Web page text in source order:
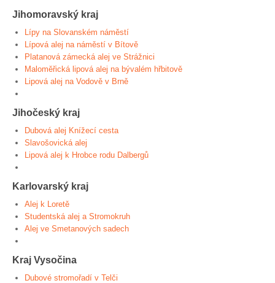
Jihomoravský kraj
Lípy na Slovanském náměstí
Lípová alej na náměstí v Bítově
Platanová zámecká alej ve Strážnici
Maloměřická lipová alej na bývalém hřbitově
Lipová alej na Vodově v Brně
Jihočeský kraj
Dubová alej Knížecí cesta
Slavošovická alej
Lipová alej k Hrobce rodu Dalbergů
Karlovarský kraj
Alej k Loretě
Studentská alej a Stromokruh
Alej ve Smetanových sadech
Kraj Vysočina
Dubové stromořadí v Telči